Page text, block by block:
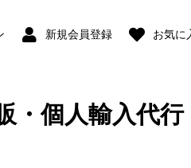
新規会員登録 お気に
・個人輸入代行